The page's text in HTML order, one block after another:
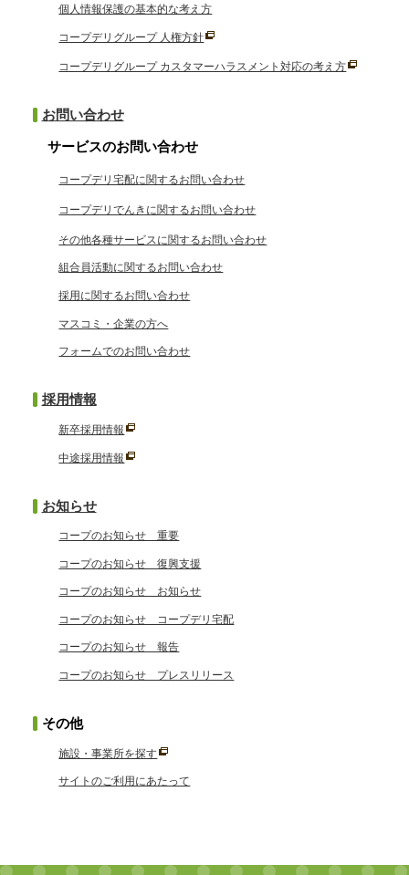
個人情報保護の基本的な考え方
コープデリグループ 人権方針
コープデリグループ カスタマーハラスメント対応の考え方
お問い合わせ
サービスのお問い合わせ
コープデリ宅配に関するお問い合わせ
コープデリでんきに関するお問い合わせ
その他各種サービスに関するお問い合わせ
組合員活動に関するお問い合わせ
採用に関するお問い合わせ
マスコミ・企業の方へ
フォームでのお問い合わせ
採用情報
新卒採用情報
中途採用情報
お知らせ
コープのお知らせ 重要
コープのお知らせ 復興支援
コープのお知らせ お知らせ
コープのお知らせ コープデリ宅配
コープのお知らせ 報告
コープのお知らせ プレスリリース
その他
施設・事業所を探す
サイトのご利用にあたって